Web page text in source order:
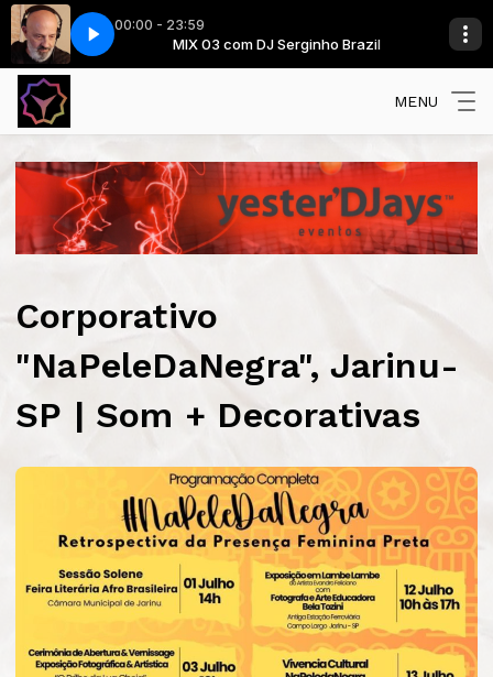
00:00 - 23:59
Brazil MIX 03 com DJ Serginho Brazil
Remix) Coldplay - Clocks (Royksopp Remix)
MENU
Corporativo
"NaPeleDaNegra", Jarinu-
SP | Som + Decorativas